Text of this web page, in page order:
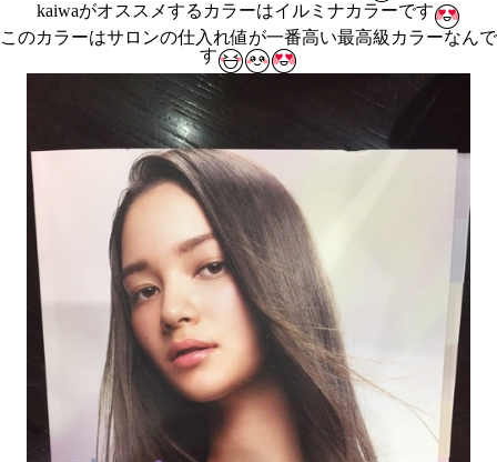
kaiwaがオススメするカラーはイルミナカラーです
このカラーはサロンの仕入れ値が一番高い最高級カラーなんで
す